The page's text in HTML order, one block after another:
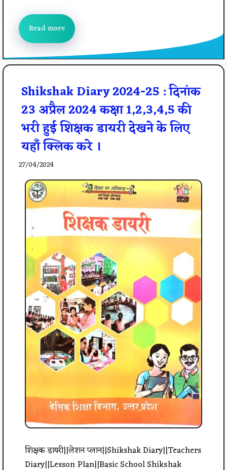
Read more
Shikshak Diary 2024-25 : दिनांक
23 अप्रैल 2024 कक्षा 1,2,3,4,5 की
भरी हुई शिक्षक डायरी देखने के लिए
यहाँ क्लिक करे ।
27/04/2024
शिक्षक डायरी||लेशन प्लान||Shikshak Diary||Teachers
Diary||Lesson Plan||Basic School Shikshak